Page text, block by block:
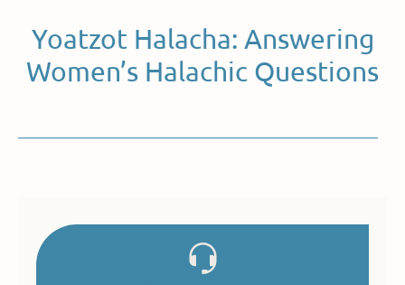
Yoatzot Halacha: Answering
Women’s Halachic Questions